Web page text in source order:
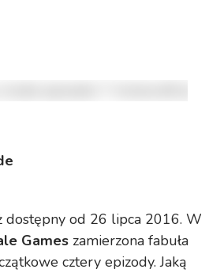
dostępny od 26 lipca 2016. W
Games zamierzona fabuła
cztery epizody. Jaką